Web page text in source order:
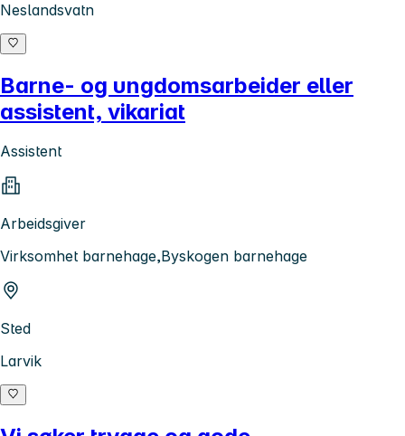
Neslandsvatn
Barne- og ungdomsarbeider eller
assistent, vikariat
Assistent
Arbeidsgiver
Virksomhet barnehage,Byskogen barnehage
Sted
Larvik